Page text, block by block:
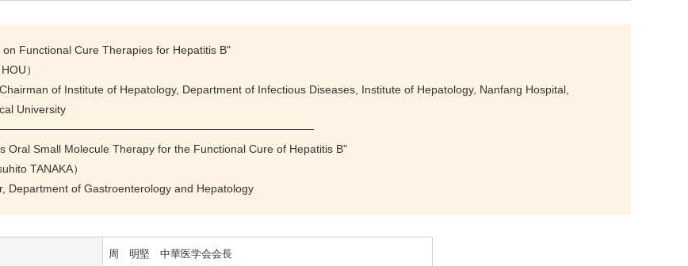
Functional Cure Therapies for Hepatitis B"
）
of Institute of Hepatology, Department of Infectious Diseases, Institute of Hepatology, Nanfang Hospital,
University
Oral Small Molecule Therapy for the Functional Cure of Hepatitis B"
TANAKA）
Department of Gastroenterology and Hepatology
周 明堅 中華医学会会長